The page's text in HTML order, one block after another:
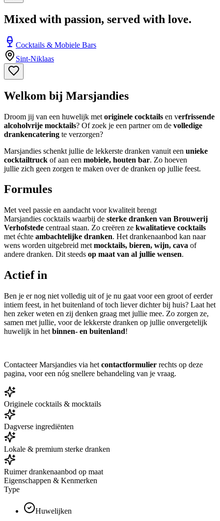
Mixed with passion, served with love.
Cocktails & Mobiele Bars
Sint-Niklaas
Welkom bij Marsjandies
Droom jij van een huwelijk met originele cocktails en verfrissende
alcoholvrije mocktails? Of zoek je een partner om de volledige
drankencatering te verzorgen?
Marsjandies schenkt jullie de lekkerste dranken vanuit een unieke
cocktailtruck of aan een mobiele, houten bar. Zo hoeven
jullie zich geen zorgen te maken over de dranken op jullie feest.
Formules
Met veel passie en aandacht voor kwaliteit brengt
Marsjandies cocktails waarbij de sterke dranken van Brouwerij
Verhofstede centraal staan. Zo creëren ze kwalitatieve cocktails
met échte ambachtelijke dranken. Het drankenaanbod kan naar
wens worden uitgebreid met mocktails, bieren, wijn, cava of
andere dranken. Dit steeds op maat van al jullie wensen.
Actief in
Ben je er nog niet volledig uit of je nu gaat voor een groot of eerder
intiem feest, in het buitenland of toch liever dichter bij huis? Laat het
hen zeker weten en zij denken graag met jullie mee. Zo zorgen ze,
samen met jullie, voor de lekkerste dranken op jullie onvergetelijk
huwelijk in het binnen- en buitenland!
Contacteer Marsjandies via het contactformulier rechts op deze
pagina, voor een nóg snellere behandeling van je vraag.
Originele cocktails & mocktails
Dagverse ingrediënten
Lokale & premium sterke dranken
Ruimer drankenaanbod op maat
Eigenschappen & Kenmerken
Type
Huwelijken